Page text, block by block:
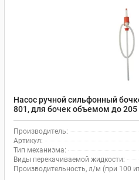
Насос ручной сильфонный
801, для бочек объемом до 205
Производитель:
Артикул:
Тип механизма:
Виды перекачиваемой жидкости:
Производительность, л/м (при 100